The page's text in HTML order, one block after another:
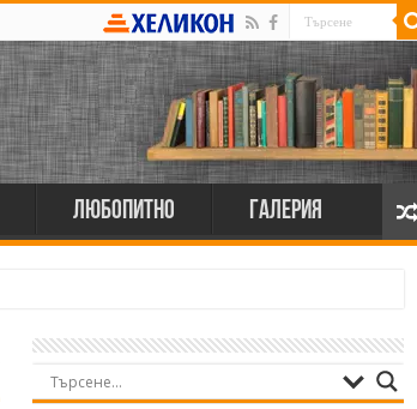
Любопитно Галерия